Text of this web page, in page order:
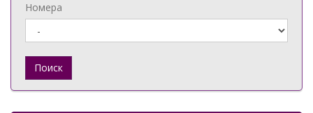
Номера
Поиск